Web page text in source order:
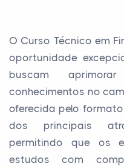
O Curso Técnico em
oportunidade
buscam
conhecimentos no
oferecida pelo
dos principais
permitindo que os
estudos com